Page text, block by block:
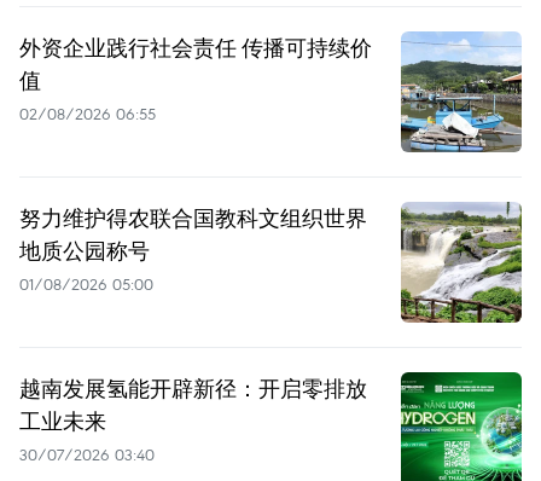
外资企业践行社会责任 传播可持续价
值
02/08/2026 06:55
努力维护得农联合国教科文组织世界
地质公园称号
01/08/2026 05:00
越南发展氢能开辟新径：开启零排放
工业未来
30/07/2026 03:40